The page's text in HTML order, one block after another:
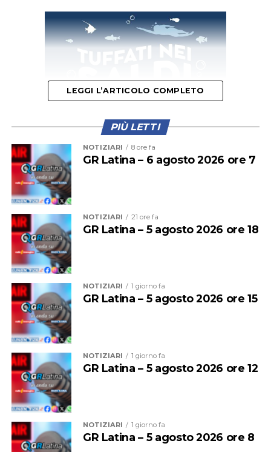
Isabella sarà affidata se tenuta in casa e si darà la
precedenza ad adozioni in zona. Sarà chippata,
vaccinata, spulciata e sverminata, con obbligo di
sterlizzazione e solito iter di adozione (controlli pre e
post affido).
Per adottarla scrivete al numero whatsapp 338 173
2126 con una breve presentazione SOLO SE
REALMENTE INTERESSATI (NO CHIAMATE)
LEGGI L’ARTICOLO COMPLETO
PIÙ LETTI
NOTIZIARI 8 ore fa
GR Latina – 6 agosto 2026 ore 7
NOTIZIARI 21 ore fa
GR Latina – 5 agosto 2026 ore 18
NOTIZIARI 1 giorno fa
GR Latina – 5 agosto 2026 ore 15
NOTIZIARI 1 giorno fa
GR Latina – 5 agosto 2026 ore 12
NOTIZIARI 1 giorno fa
GR Latina – 5 agosto 2026 ore 8